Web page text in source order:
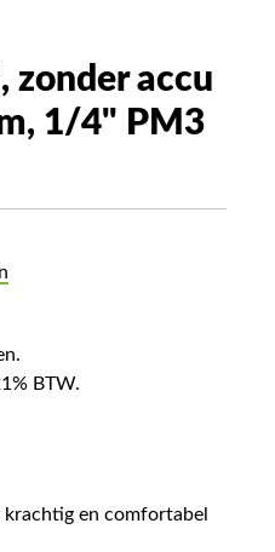
zonder accu
1/4" PM3
BTW.
en comfortabel